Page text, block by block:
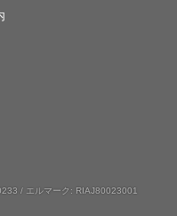
/ エルマーク: RIAJ80023001